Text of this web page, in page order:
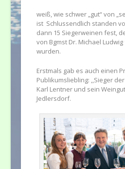
weiß, wie schwer „gut“ von
ist Schlussendlich standen
dann 15 Siegerweinen fest,
von Bgmst Dr. Michael
wurden.
Erstmals gab es auch einen
Publikumsliebling: ,,Sieger
Karl Lentner und sein
Jedlersdorf.